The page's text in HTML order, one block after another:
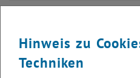
JULI 26
Hinweis zu
Techniken